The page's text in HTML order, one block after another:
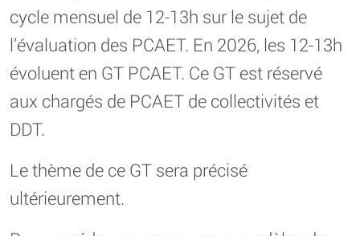
cycle mensuel de 12-13h sur le sujet de
l’évaluation des PCAET. En 2026, les 12-13h
évoluent en GT PCAET. Ce GT est réservé
aux chargés de PCAET de collectivités et
DDT.
Le thème de ce GT sera précisé
ultérieurement.